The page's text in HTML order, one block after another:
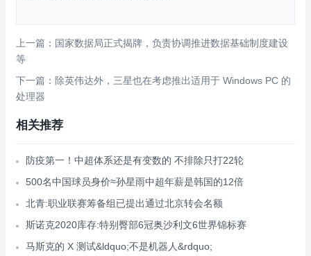
上一篇：国家数据局正式揭牌，负责协调推进数据基础制度建设
等
下一篇：除英伟达外，三星也在考虑推出适用于 Windows PC 的
处理器
相关推荐
防疫第一！中超体系还是有变数的 不排除只打22轮
500名中国球员身价≈孙星雨中超年薪是韩国的12倍
北青:职业联赛筹备组已提出通过北京转会名额
斯诺克2020库存:特别臀部6冠奥沙利文6世界锦标赛
马斯克的 X 测试&ldquo;不是机器人&rdquo;